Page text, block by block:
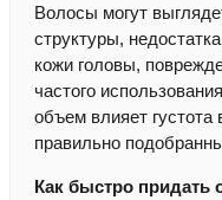
Волосы могут
структуры,
кожи головы,
частого
объем влияет густота
правильно
Как быстро